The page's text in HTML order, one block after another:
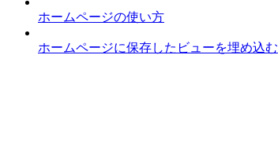
ホームページの使い方
ホームページに保存したビューを埋め込む